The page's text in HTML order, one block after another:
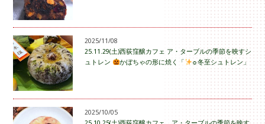
2025/11/08
25.11.29(土)西荻窪醸カフェ ア・ターブルの季節を映すシ
ュトレン
かぼちゃの形に焼く「 ☼冬至シュトレン」
2025/10/05